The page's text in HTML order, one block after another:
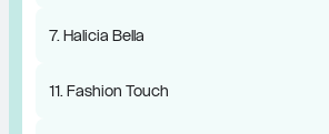
7. Halicia Bella
11. Fashion Touch